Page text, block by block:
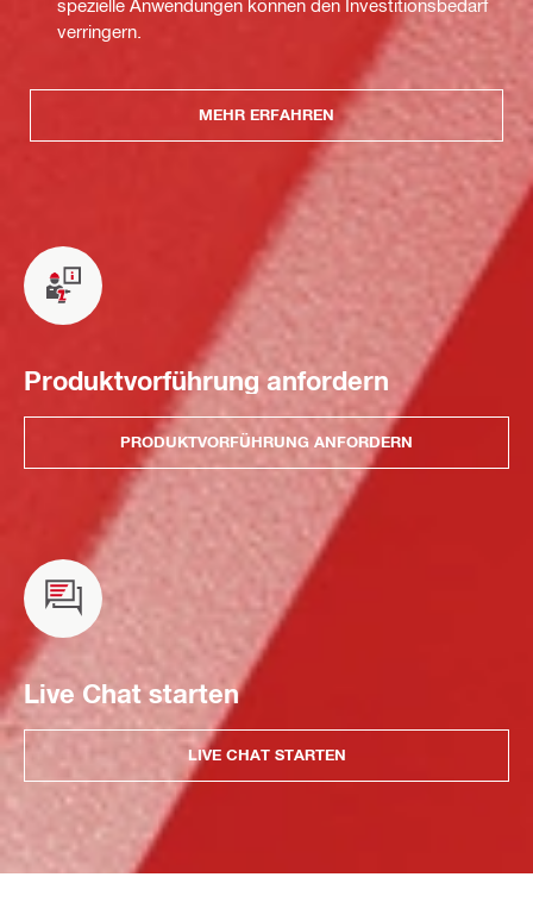
verringern.
MEHR ERFAHREN
Produktvorführung anfordern
PRODUKTVORFÜHRUNG ANFORDERN
Live Chat starten
LIVE CHAT STARTEN